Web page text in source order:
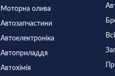
Моторна олива
Автозапчастини
Автоелектроніка
Автоприладдя
Автохімія